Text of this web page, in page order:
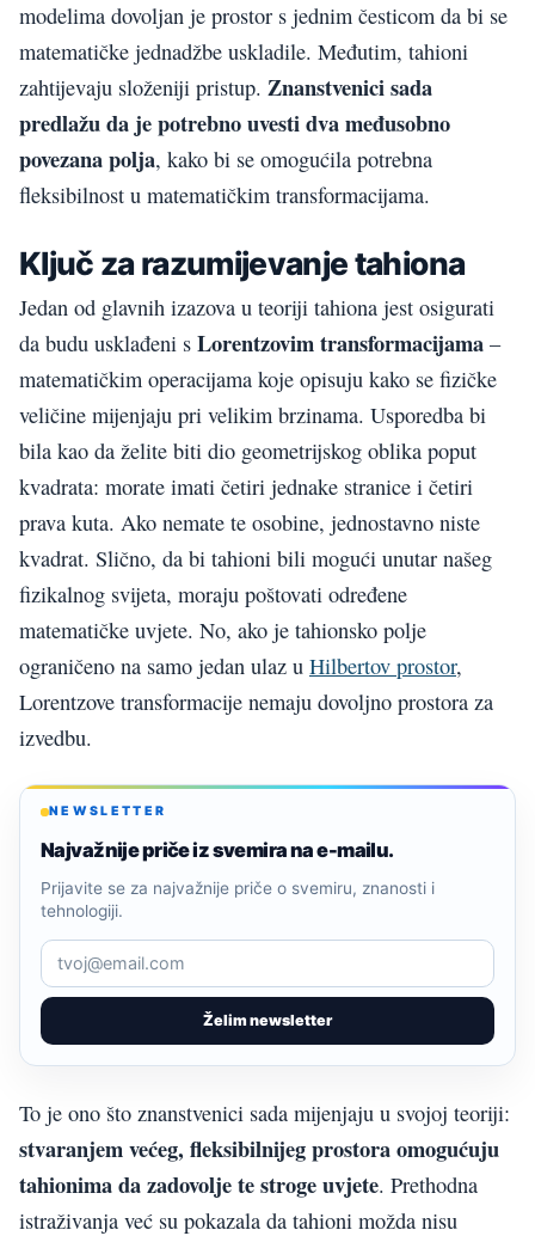
modelima dovoljan je prostor s jednim česticom da bi se
matematičke jednadžbe uskladile. Međutim, tahioni
zahtijevaju složeniji pristup. Znanstvenici sada
predlažu da je potrebno uvesti dva međusobno
povezana polja, kako bi se omogućila potrebna
fleksibilnost u matematičkim transformacijama.
Ključ za razumijevanje tahiona
Jedan od glavnih izazova u teoriji tahiona jest osigurati
da budu usklađeni s Lorentzovim transformacijama –
matematičkim operacijama koje opisuju kako se fizičke
veličine mijenjaju pri velikim brzinama. Usporedba bi
bila kao da želite biti dio geometrijskog oblika poput
kvadrata: morate imati četiri jednake stranice i četiri
prava kuta. Ako nemate te osobine, jednostavno niste
kvadrat. Slično, da bi tahioni bili mogući unutar našeg
fizikalnog svijeta, moraju poštovati određene
matematičke uvjete. No, ako je tahionsko polje
ograničeno na samo jedan ulaz u Hilbertov prostor,
Lorentzove transformacije nemaju dovoljno prostora za
izvedbu.
NEWSLETTER
Najvažnije priče iz svemira na e-mailu.
Želim newsletter
Prijavite se za najvažnije priče o svemiru, znanosti i
tehnologiji.
To je ono što znanstvenici sada mijenjaju u svojoj teoriji:
stvaranjem većeg, fleksibilnijeg prostora omogućuju
tahionima da zadovolje te stroge uvjete. Prethodna
istraživanja već su pokazala da tahioni možda nisu